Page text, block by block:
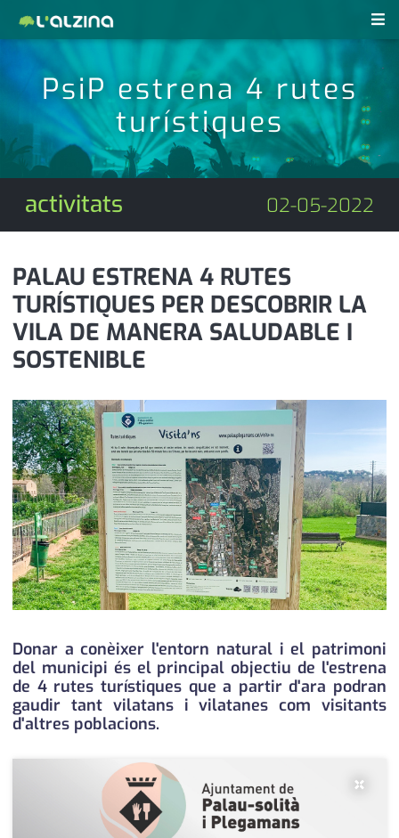
notícies
últimes notícies
activitats
agenda
empresa
entrevista
medi ambient
opinió
política
promo serveis
reportatge
salut
serveis
societat
editorial
revistes pdf
anunciants
contacte
farmàcies
calendari
PsiP estrena 4 rutes
turístiques
activitats 02-05-2022
PALAU ESTRENA 4 RUTES
TURÍSTIQUES PER DESCOBRIR LA
VILA DE MANERA SALUDABLE I
SOSTENIBLE
Donar a conèixer l'entorn natural i el patrimoni
del municipi és el principal objectiu de l'estrena
de 4 rutes turístiques que a partir d'ara podran
gaudir tant vilatans i vilatanes com visitants
d'altres poblacions.
×